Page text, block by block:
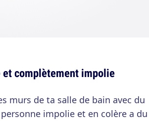
complètement impolie
murs de ta salle de bain avec du
impolie et en colère a du